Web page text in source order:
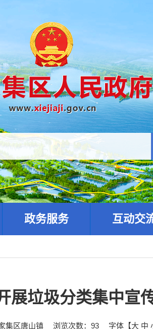
政务服务 互动交
展垃圾分类集中宣
集区唐山镇 浏览次数： 93 字体【大 中